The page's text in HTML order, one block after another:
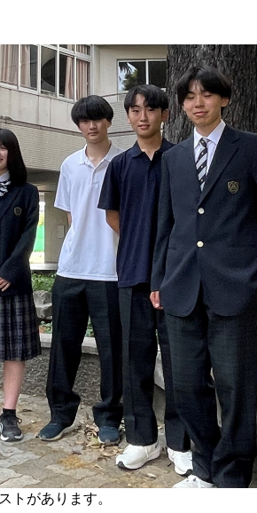
トがあります。